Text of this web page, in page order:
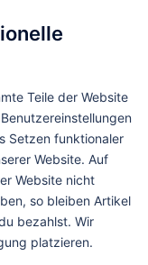
Teile der Website
Setzen funktionaler
Website. Auf
Website nicht
so bleiben Artikel
bezahlst. Wir
platzieren.